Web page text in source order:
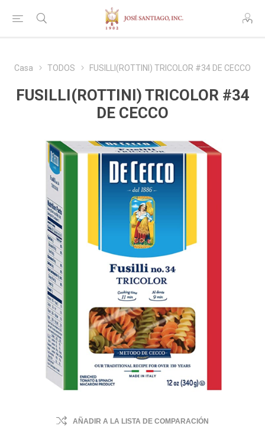
Casa TODOS FUSILLI(ROTTINI) TRICOLOR #34 DE CECCO
FUSILLI(ROTTINI) TRICOLOR #34
DE CECCO
AÑADIR A LA LISTA DE COMPARACIÓN